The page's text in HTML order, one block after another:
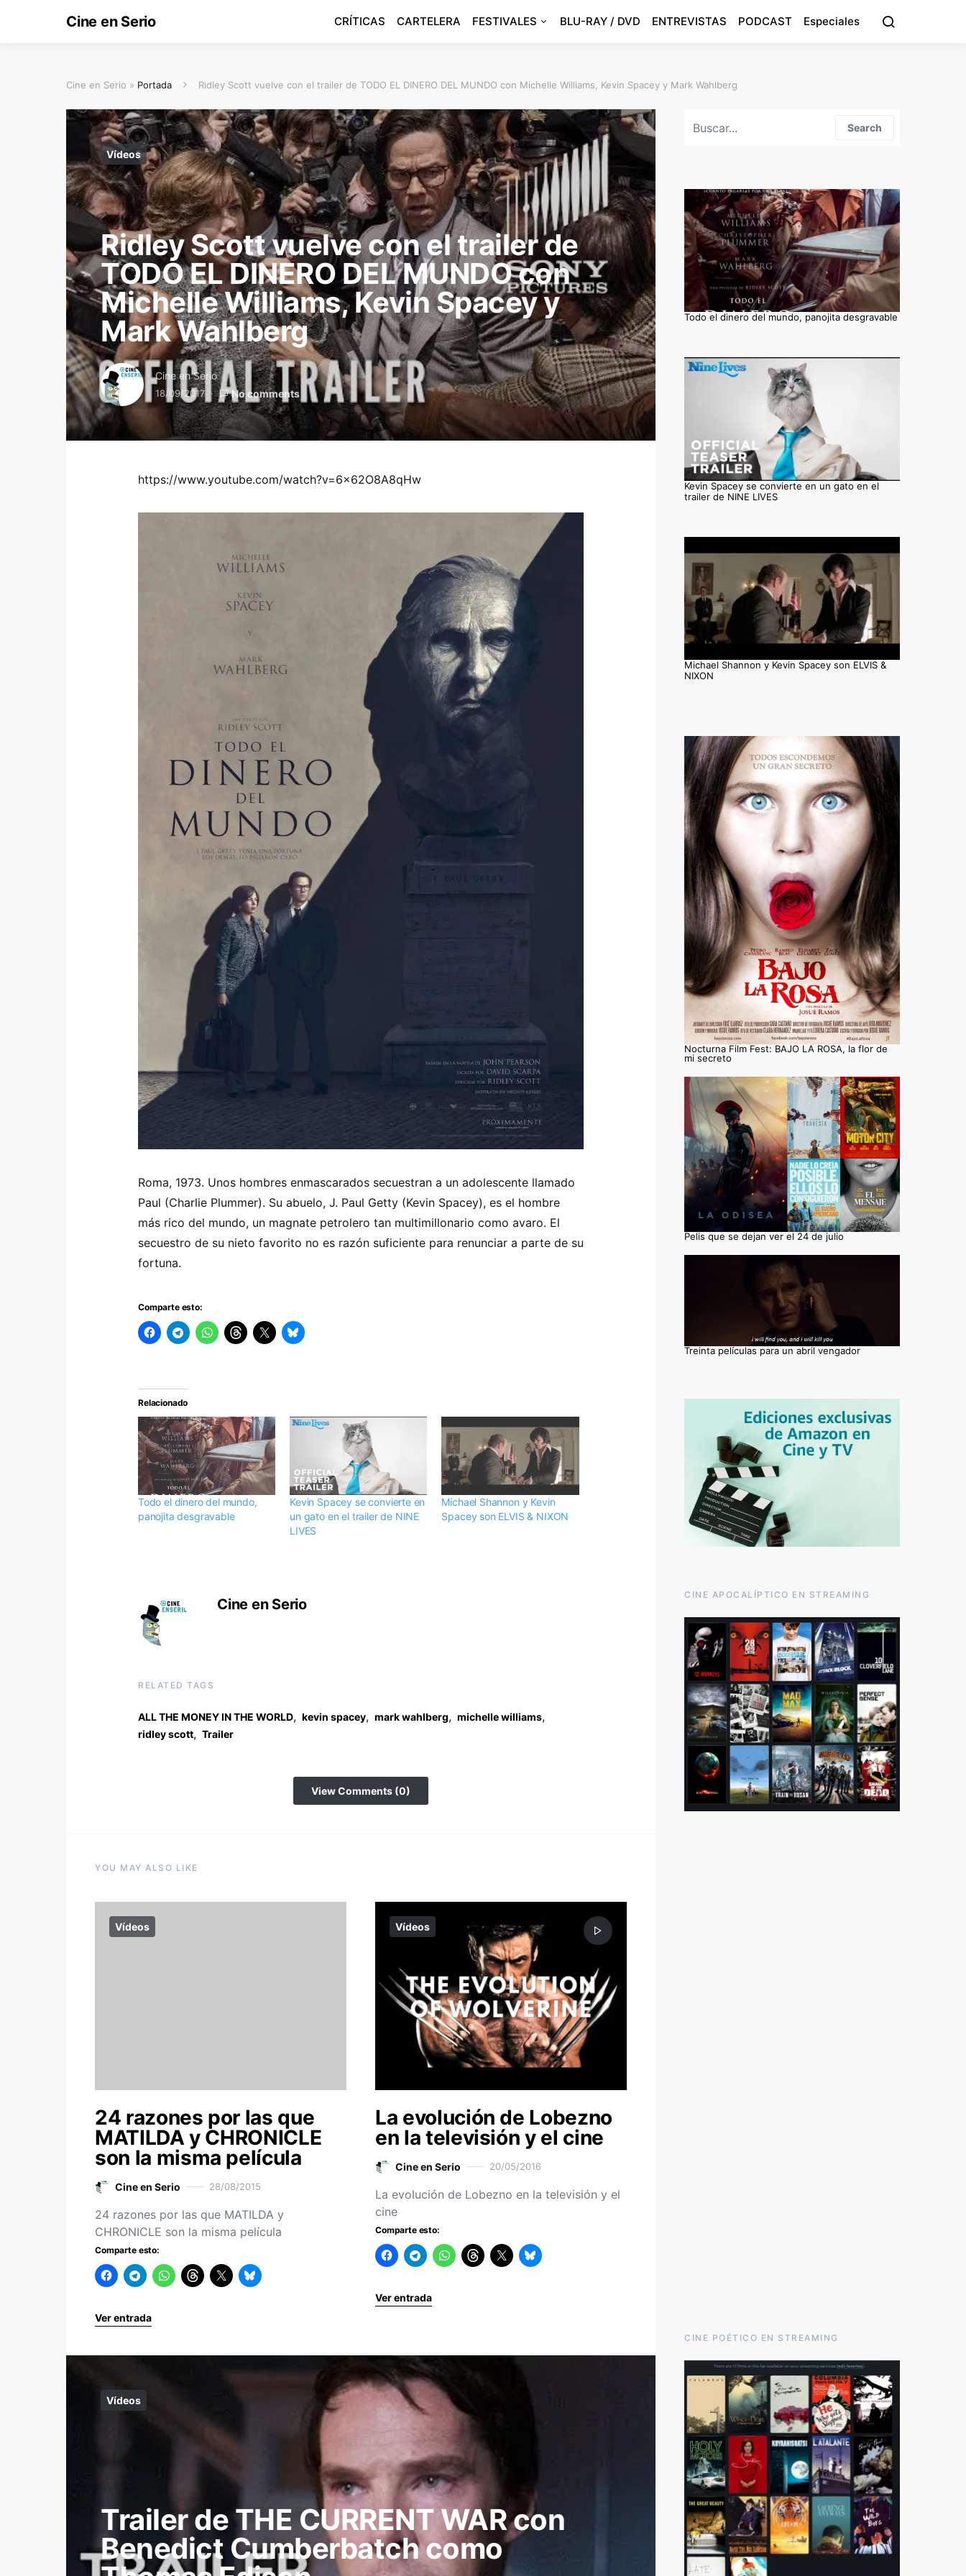
Cine en Serio CRÍTICAS CARTELERA FESTIVALES BLU-RAY / DVD ENTREVISTAS PODCAST Especiales
Cine en Serio » Portada Ridley Scott vuelve con el trailer de TODO EL DINERO DEL MUNDO con Michelle Williams, Kevin Spacey y Mark Wahlberg
Vídeos
Ridley Scott vuelve con el trailer de
TODO EL DINERO DEL MUNDO con
Michelle Williams, Kevin Spacey y
Mark Wahlberg
Cine en Serio
18/09/2017 No comments
https://www.youtube.com/watch?v=6x62O8A8qHw
Roma, 1973. Unos hombres enmascarados secuestran a un adolescente llamado
Paul (Charlie Plummer). Su abuelo, J. Paul Getty (Kevin Spacey), es el hombre
más rico del mundo, un magnate petrolero tan multimillonario como avaro. El
secuestro de su nieto favorito no es razón suficiente para renunciar a parte de su
fortuna.
Comparte esto:
Relacionado
Todo el dinero del mundo,
panojita desgravable
Kevin Spacey se convierte en
un gato en el trailer de NINE
LIVES
Michael Shannon y Kevin
Spacey son ELVIS & NIXON
Cine en Serio
RELATED TAGS
ALL THE MONEY IN THE WORLD, kevin spacey, mark wahlberg, michelle williams,
ridley scott, Trailer
View Comments (0)
YOU MAY ALSO LIKE
Vídeos
24 razones por las que
MATILDA y CHRONICLE
son la misma película
Cine en Serio 28/08/2015
24 razones por las que MATILDA y
CHRONICLE son la misma película
Comparte esto:
Ver entrada
Vídeos
La evolución de Lobezno
en la televisión y el cine
Cine en Serio 20/05/2016
La evolución de Lobezno en la televisión y el
cine
Comparte esto:
Ver entrada
Vídeos
Trailer de THE CURRENT WAR con
Benedict Cumberbatch como
Search
Todo el dinero del mundo, panojita desgravable
Kevin Spacey se convierte en un gato en el
trailer de NINE LIVES
Michael Shannon y Kevin Spacey son ELVIS &
NIXON
Nocturna Film Fest: BAJO LA ROSA, la flor de
mi secreto
Pelis que se dejan ver el 24 de julio
Treinta películas para un abril vengador
CINE APOCALÍPTICO EN STREAMING
CINE POÉTICO EN STREAMING